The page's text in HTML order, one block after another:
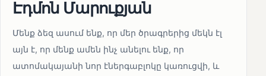
Էդմոն Մարուքյան
Մենք ձեզ ասում ենք, որ մեր ծրագրերից մեկն էլ
այն է, որ մենք ամեն ինչ անելու ենք, որ
ատոմակայանի նոր էներգաբլոկը կառուցվի, և